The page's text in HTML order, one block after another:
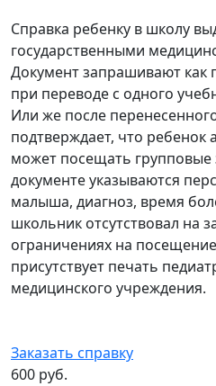
Справка ребенку в школу
государственными
Документ запрашивают как
при переводе с одного
Или же после
подтверждает, что ребенок
может посещать групповые
документе указываются
малыша, диагноз, время
школьник отсутствовал на
ограничениях на
присутствует печать
медицинского учреждения.
Заказать справку
600 руб.